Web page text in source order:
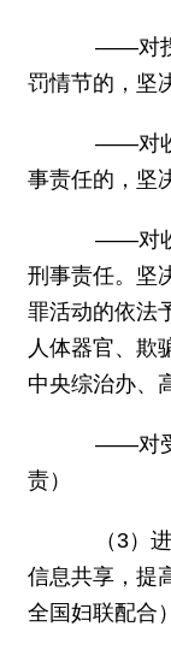
——对拐卖
罚情节的，坚
——对收买
事责任的，坚
——对收买
刑事责任。坚
罪活动的依法
人体器官、欺
中央综治办、
——对受欺
责）
（3）进
信息共享，提
全国妇联配合）